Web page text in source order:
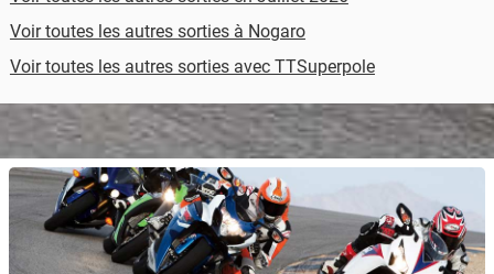
Voir toutes les autres sorties à Nogaro
Voir toutes les autres sorties avec TTSuperpole